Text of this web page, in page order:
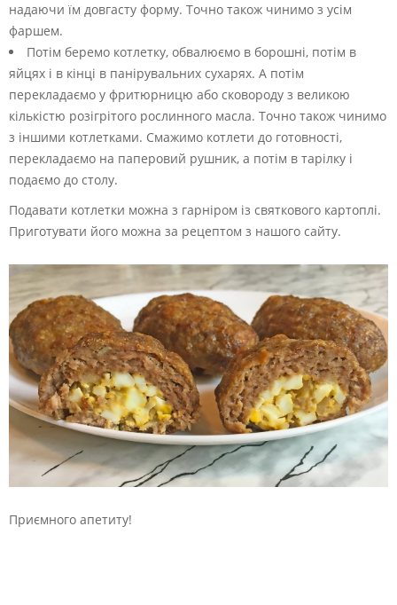
надаючи їм довгасту форму. Точно також чинимо з усім
фаршем.
Потім беремо котлетку, обвалюємо в борошні, потім в
яйцях і в кінці в панірувальних сухарях. А потім
перекладаємо у фритюрницю або сковороду з великою
кількістю розігрітого рослинного масла. Точно також чинимо
з іншими котлетками. Смажимо котлети до готовності,
перекладаємо на паперовий рушник, а потім в тарілку і
подаємо до столу.
Подавати котлетки можна з гарніром із святкового картоплі.
Приготувати його можна за рецептом з нашого сайту.
Приємного апетиту!